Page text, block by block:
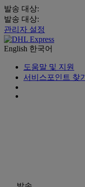
발송 대상:
발송 대상:
관리자 설정
English 한국어
도움말 및 지원
서비스포인트 찾기